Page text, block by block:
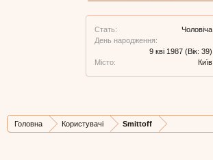
Стать:
Чоловіча
День народження:
9 кві 1987 (Вік: 39)
Місто:
Київ
Головна Користувачі Smittoff